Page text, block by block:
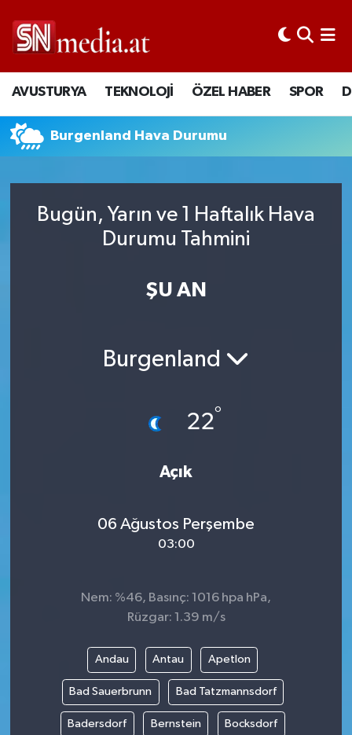
AVUSTURYA TEKNOLOJİ ÖZEL HABER SPOR
Burgenland Hava Durumu
Bugün, Yarın ve 1 Haftalık Hava
Durumu Tahmini
ŞU AN
Burgenland
22°
Açık
06 Ağustos Perşembe
03:00
Nem: %46, Basınç: 1016 hpa hPa,
Rüzgar: 1.39 m/s
Andau Antau Apetlon
Bad Sauerbrunn Bad Tatzmannsdorf
Badersdorf Bernstein Bocksdorf